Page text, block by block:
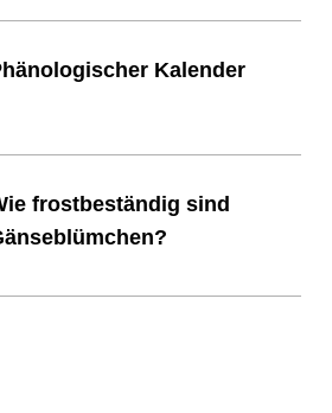
Kalender
frostbeständig sind